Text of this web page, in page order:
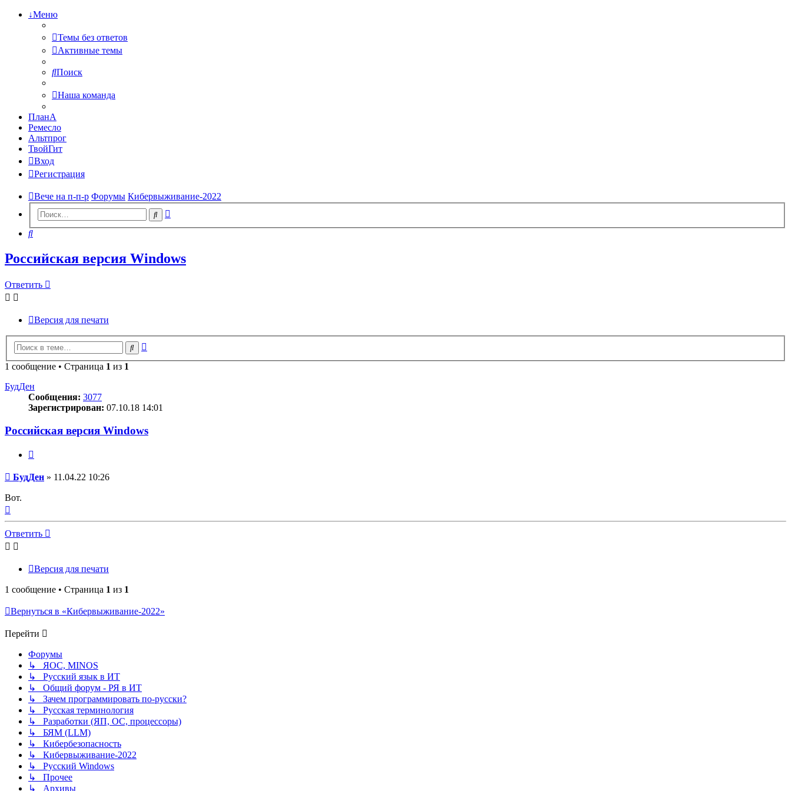
↓Меню
Темы без ответов
Активные темы
Поиск
Наша команда
ПланА
Ремесло
Альтпрог
ТвойГит
Вход
Регистрация
Вече на п-п-р Форумы Кибервыживание-2022
Поиск
Поиск
Российская версия Windows
Ответить
Версия для печати
Поиск
1 сообщение • Страница 1 из 1
БудДен
Сообщения: 3077
Зарегистрирован: 07.10.18 14:01
Российская версия Windows
Сообщение
БудДен » 11.04.22 10:26
Вот.
к
началу
Ответить
Версия для печати
1 сообщение • Страница 1 из 1
Вернуться в «Кибервыживание-2022»
Перейти
Форумы
↳ ЯОС, MINOS
↳ Русский язык в ИТ
↳ Общий форум - РЯ в ИТ
↳ Зачем программировать по-русски?
↳ Русская терминология
↳ Разработки (ЯП, ОС, процессоры)
↳ БЯМ (LLM)
↳ Кибербезопасность
↳ Кибервыживание-2022
↳ Русский Windows
↳ Прочее
↳ Архивы